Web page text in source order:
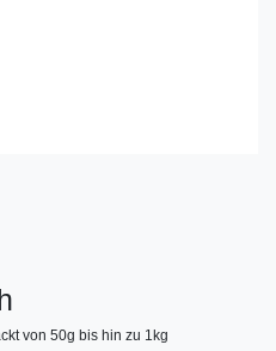
von 50g bis hin zu 1kg